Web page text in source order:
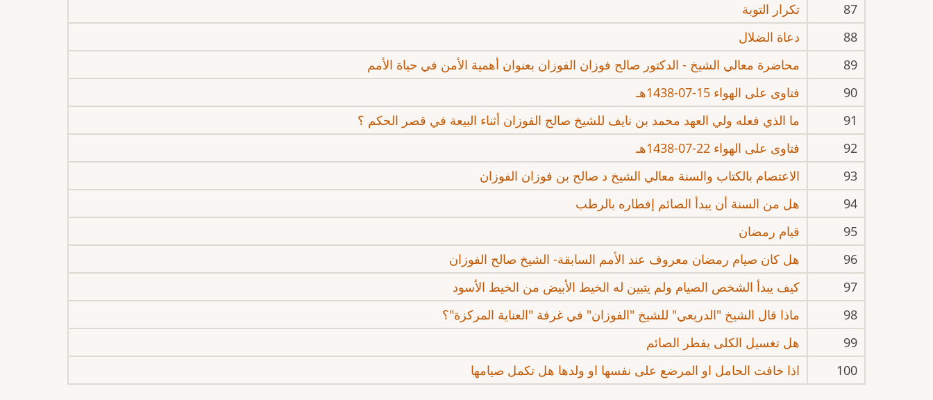
87
تكرار التوبة
88
دعاة الضلال
89
محاضرة معالي الشيخ - الدكتور صالح فوزان الفوزان بعنوان أهمية الأمن في حياة الأمم
90
فتاوى على الهواء 15-07-1438هـ
91
ما الذي فعله ولي العهد محمد بن نايف للشيخ صالح الفوزان أثناء البيعة في قصر الحكم ؟
92
فتاوى على الهواء 22-07-1438هـ
93
الاعتصام بالكتاب والسنة معالي الشيخ د صالح بن فوزان الفوزان
94
هل من السنة أن يبدأ الصائم إفطاره بالرطب
95
قيام رمضان
96
هل كان صيام رمضان معروف عند الأمم السابقة- الشيخ صالح الفوزان
97
كيف يبدأ الشخص الصيام ولم يتبين له الخيط الأبيض من الخيط الأسود
98
ماذا قال الشيخ "الدريعي" للشيخ "الفوزان" في غرفة "العناية المركزة"؟
99
هل تغسيل الكلى يفطر الصائم
100
اذا خافت الحامل او المرضع على نفسها او ولدها هل تكمل صيامها